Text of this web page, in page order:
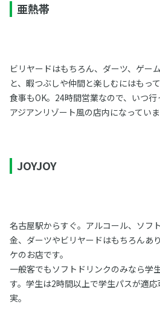
亜熱帯
ビリヤードはもちろん、ダーツ、ゲー
と、暇つぶしや仲間と楽しむにはもっ
食事もOK。24時間営業なので、いつ行
アジアンリゾート風の店内になっていま
JOYJOY
名古屋駅からすぐ。アルコール、ソフ
金、ダーツやビリヤードはもちろんあ
ケのお店です。
一般客でもソフトドリンクのみなら学
す。学生は2時間以上で学生パスが適
実。